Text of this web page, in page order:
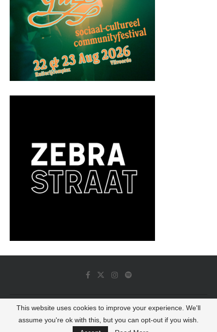
© 2022 - Luminous Dash All Rights Reserved
This website uses cookies to improve your experience. We'll
assume you're ok with this, but you can opt-out if you wish.